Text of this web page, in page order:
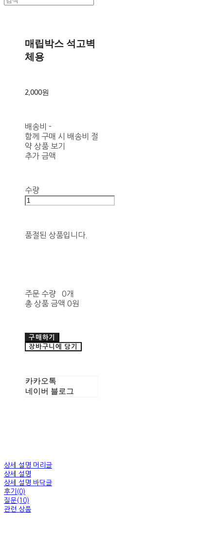
매립박스 석고벽
체용
2,000원
배송비 -
함께 구매 시 배송비 절
약 상품 보기
추가 금액
수량
품절된 상품입니다.
주문 수량
0개
총 상품 금액 0원
구매하기
장바구니에 담기
카카오톡
네이버 블로그
상세 설명 머리글
상세 설명
상세 설명 바닥글
후기(0)
질문(10)
관련 상품